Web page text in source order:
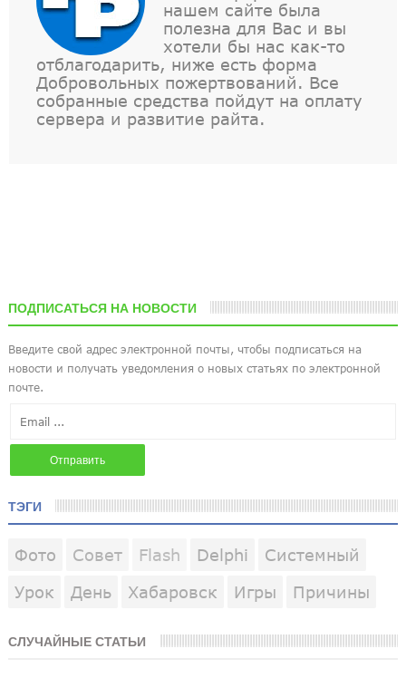
нашем сайте была
полезна для Вас и вы
хотели бы нас как-то
отблагодарить, ниже есть форма
Добровольных пожертвований. Все
собранные средства пойдут на оплату
сервера и развитие райта.
ПОДПИСАТЬСЯ НА НОВОСТИ
ТЭГИ
Фото Совет Flash Delphi
Системный
Урок
День Хабаровск Игры Причины
СЛУЧАЙНЫЕ СТАТЬИ